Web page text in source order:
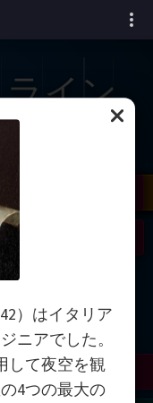
イン
）はイタリア
ニアでした。
して夜空を観
4つの最大の